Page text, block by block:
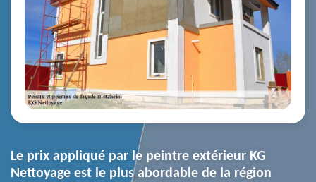
Le prix appliqué par le peintre extérieur KG
Nettoyage est le plus abordable de la région